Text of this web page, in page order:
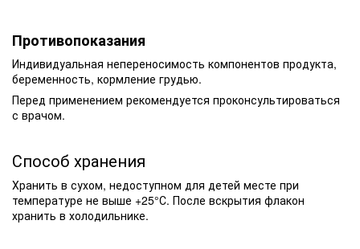
Противопоказания
Индивидуальная непереносимость компонентов продукта,
беременность, кормление грудью.
Перед применением рекомендуется проконсультироваться
с врачом.
Способ хранения
Хранить в сухом, недоступном для детей месте при
температуре не выше +25°С. После вскрытия флакон
хранить в холодильнике.